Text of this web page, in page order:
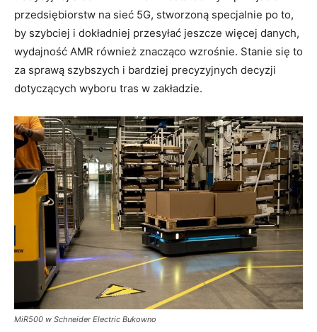
przedsiębiorstw na sieć 5G, stworzoną specjalnie po to,
by szybciej i dokładniej przesyłać jeszcze więcej danych,
wydajność AMR również znacząco wzrośnie. Stanie się to
za sprawą szybszych i bardziej precyzyjnych decyzji
dotyczących wyboru tras w zakładzie.
MiR500 w Schneider Electric Bukowno